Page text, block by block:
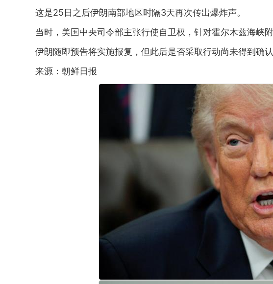
这是25日之后伊朗南部地区时隔3天再次传出爆炸声。
当时，美国中央司令部主张行使自卫权，针对霍尔木兹海峡
伊朗随即预告将实施报复，但此后是否采取行动尚未得到确认
来源：朝鲜日报